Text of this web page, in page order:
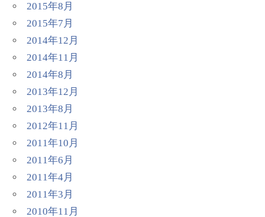
2015年8月
2015年7月
2014年12月
2014年11月
2014年8月
2013年12月
2013年8月
2012年11月
2011年10月
2011年6月
2011年4月
2011年3月
2010年11月